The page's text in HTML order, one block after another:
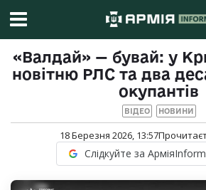
«Валдай» — бувай: у
новітню РЛС та два
окупантів
ВІДЕО НОВИНИ
18 Березня 2026, 13:57
Слідкуйте за